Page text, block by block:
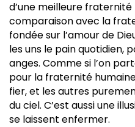
d’une meilleure
comparaison avec la
fondée sur l’amour de
les uns le pain quotidien,
anges. Comme si l’on
pour la fraternité
fier, et les autres
du ciel. C’est aussi une
se laissent enfermer.